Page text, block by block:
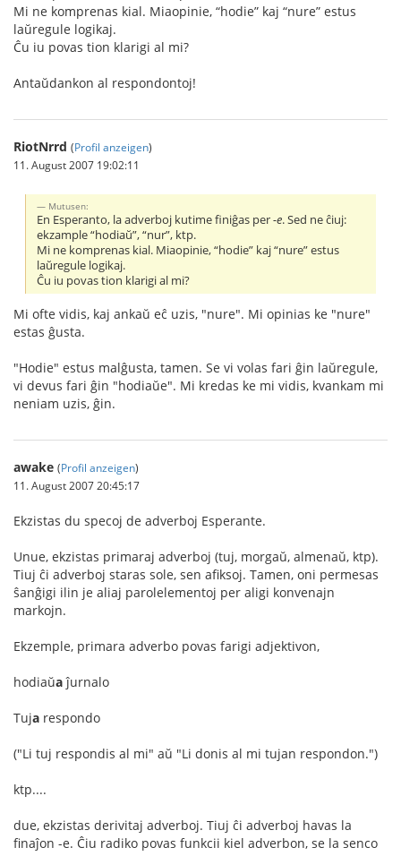
Mi ne komprenas kial. Miaopinie, “hodie” kaj “nure” estus
laŭregule logikaj.
Ĉu iu povas tion klarigi al mi?
Antaŭdankon al respondontoj!
RiotNrrd (Profil anzeigen)
11. August 2007 19:02:11
Mutusen:
En Esperanto, la adverboj kutime finiĝas per-e. Sed ne ĉiuj:
ekzample “hodiaŭ”, “nur”, ktp.
Mi ne komprenas kial. Miaopinie, “hodie” kaj “nure” estus
laŭregule logikaj.
Ĉu iu povas tion klarigi al mi?
Mi ofte vidis, kaj ankaŭ eĉ uzis, "nure". Mi opinias ke "nure"
estas ĝusta.
"Hodie" estus malĝusta, tamen. Se vi volas fari ĝin laŭregule,
vi devus fari ĝin "hodiaŭe". Mi kredas ke mi vidis, kvankam mi
neniam uzis, ĝin.
awake (Profil anzeigen)
11. August 2007 20:45:17
Ekzistas du specoj de adverboj Esperante.
Unue, ekzistas primaraj adverboj (tuj, morgaŭ, almenaŭ, ktp).
Tiuj ĉi adverboj staras sole, sen afiksoj. Tamen, oni permesas
ŝanĝigi ilin je aliaj parolelementoj per aligi konvenajn
markojn.
Ekzemple, primara adverbo povas farigi adjektivon,
hodiaŭaĵurnalo
Tuja respondo
("Li tuj respondis al mi" aŭ "Li donis al mi tujan respondon.")
ktp....
due, ekzistas derivitaj adverboj. Tiuj ĉi adverboj havas la
finaĵon -e. Ĉiu radiko povas funkcii kiel adverbon, se la senco